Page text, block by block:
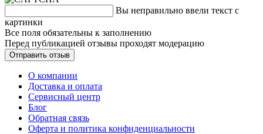
Вы неправильно ввели текст с
картинки
Все поля обязательны к заполнению
Перед публикацией отзывы проходят модерацию
О компании
Доставка и оплата
Сервисный центр
Блог
Обратная связь
Оферта и политика конфиденциальности